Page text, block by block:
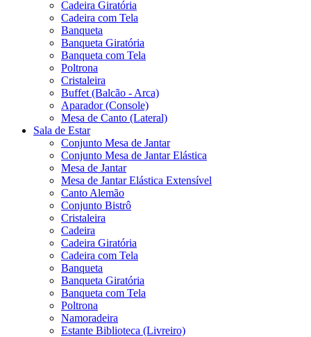
Cadeira Giratória
Cadeira com Tela
Banqueta
Banqueta Giratória
Banqueta com Tela
Poltrona
Cristaleira
Buffet (Balcão - Arca)
Aparador (Console)
Mesa de Canto (Lateral)
Sala de Estar
Conjunto Mesa de Jantar
Conjunto Mesa de Jantar Elástica
Mesa de Jantar
Mesa de Jantar Elástica Extensível
Canto Alemão
Conjunto Bistrô
Cristaleira
Cadeira
Cadeira Giratória
Cadeira com Tela
Banqueta
Banqueta Giratória
Banqueta com Tela
Poltrona
Namoradeira
Estante Biblioteca (Livreiro)